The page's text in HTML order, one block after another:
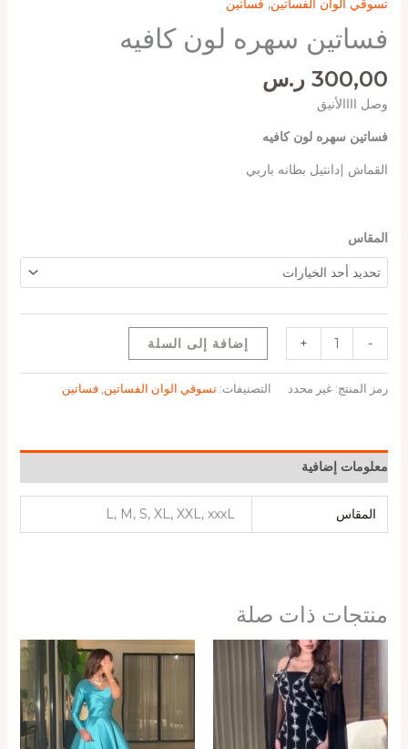
تسوقي الوان الفساتين, فساتين
فساتين سهره لون كافيه
300,00 ر.س
وصل اااالأنيق
فساتين سهره لون كافيه
القماش |دانتيل بطانه باربي
المقاس
-
+ إضافة إلى السلة
رمز المنتج: غير محدد التصنيفات: تسوقي الوان الفساتين فساتين
معلومات إضافية
المقاس L, M, S, XL, XXL, xxxL
منتجات ذات صلة